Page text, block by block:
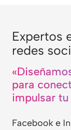
Expertos
redes
para
impulsar
Facebook e